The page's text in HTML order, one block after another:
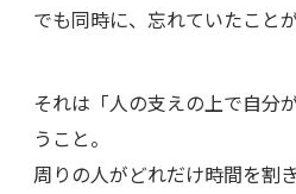
でも同時に、忘れていたこと
それは「人の支えの上で自分
うこと。
周りの人がどれだけ時間を割